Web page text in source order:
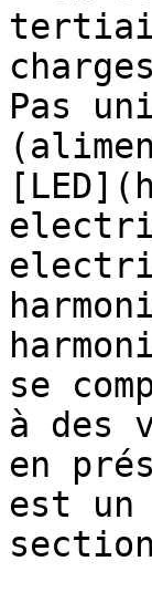
Pas
se
à des
en
est